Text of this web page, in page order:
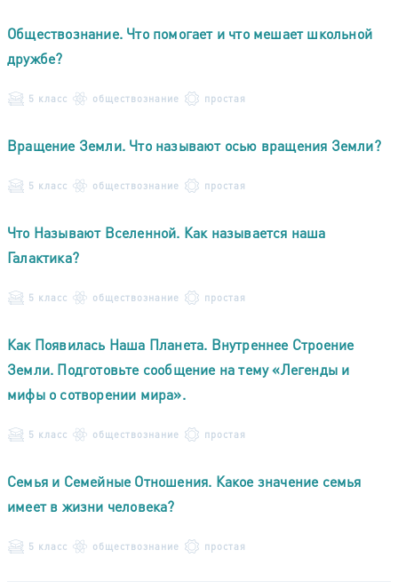
Обществознание. Что помогает и что мешает школьной
дружбе?
5 класс обществознание простая
Вращение Земли. Что называют осью вращения Земли?
5 класс обществознание простая
Что Называют Вселенной. Как называется наша
Галактика?
5 класс обществознание простая
Как Появилась Наша Планета. Внутреннее Строение
Земли. Подготовьте сообщение на тему «Легенды и
мифы о сотворении мира».
5 класс обществознание простая
Семья и Семейные Отношения. Какое значение семья
имеет в жизни человека?
5 класс обществознание простая